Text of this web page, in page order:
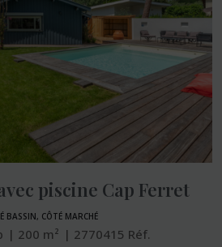
piscine Cap Ferret
BASSIN, CÔTÉ MARCHÉ
200 m² 2770415 Réf.